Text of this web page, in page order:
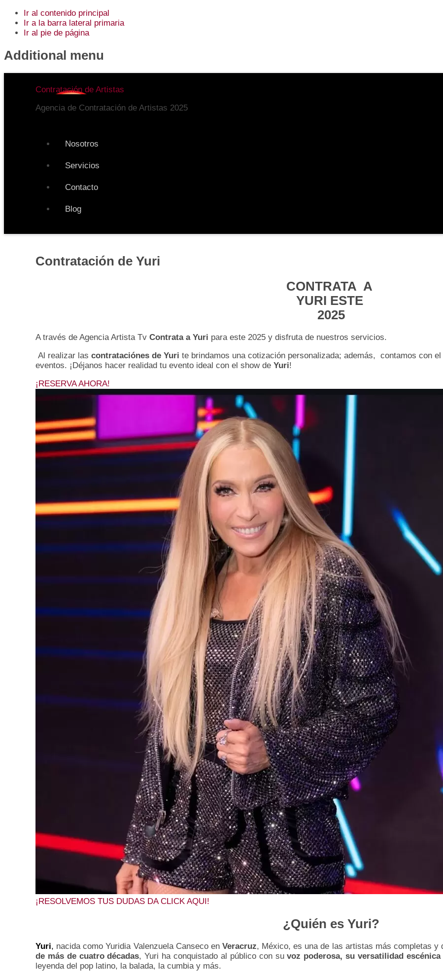
Ir al contenido principal
Ir a la barra lateral primaria
Ir al pie de página
Additional menu
Contratación de Artistas
Agencia de Contratación de Artistas 2025
Nosotros
Servicios
Contacto
Blog
Contratación de Yuri
CONTRATA A
YURI ESTE
2025
A través de Agencia Artista Tv Contrata a Yuri para este 2025 y disfruta de nuestros servicios.
Al realizar las contrataciónes de Yuri te brindamos una cotización personalizada; además, contamos con
eventos. ¡Déjanos hacer realidad tu evento ideal con el show de Yuri!
¡RESERVA AHORA!
¡RESOLVEMOS TUS DUDAS DA CLICK AQUI!
¿Quién es Yuri?
Yuri, nacida como Yuridia Valenzuela Canseco en Veracruz, México, es una de las artistas más completas y
de más de cuatro décadas, Yuri ha conquistado al público con suvoz poderosa, su versatilidad
leyenda del pop latino, la balada, la cumbia y más.